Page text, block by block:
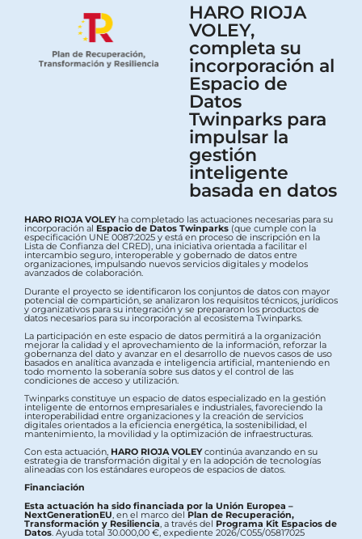
HARO RIOJA
VOLEY,
completa su
incorporación al
Espacio de
Datos
Twinparks para
impulsar la
gestión
inteligente
basada en datos
HARO RIOJA VOLEYha completado las actuaciones necesarias para su
incorporación al Espacio de Datos Twinparks (que cumple con la
especificación UNE 0087:2025 y está en proceso de inscripción en la
Lista de Confianza del CRED), una iniciativa orientada a facilitar el
intercambio seguro, interoperable y gobernado de datos entre
organizaciones, impulsando nuevos servicios digitales y modelos
avanzados de colaboración.
Durante el proyecto se identificaron los conjuntos de datos con mayor
potencial de compartición, se analizaron los requisitos técnicos, jurídicos
y organizativos para su integración y se prepararon los productos de
datos necesarios para su incorporación al ecosistema Twinparks.
La participación en este espacio de datos permitirá a la organización
mejorar la calidad y el aprovechamiento de la información, reforzar la
gobernanza del dato y avanzar en el desarrollo de nuevos casos de uso
basados en analítica avanzada e inteligencia artificial, manteniendo en
todo momento la soberanía sobre sus datos y el control de las
condiciones de acceso y utilización.
Twinparks constituye un espacio de datos especializado en la gestión
inteligente de entornos empresariales e industriales, favoreciendo la
interoperabilidad entre organizaciones y la creación de servicios
digitales orientados a la eficiencia energética, la sostenibilidad, el
mantenimiento, la movilidad y la optimización de infraestructuras.
Con esta actuación, HARO RIOJA VOLEYcontinúa avanzando en su
estrategia de transformación digital y en la adopción de tecnologías
alineadas con los estándares europeos de espacios de datos.
Financiación
Esta actuación ha sido financiada por la Unión Europea –
NextGenerationEU , en el marco delPlan de Recuperación,
Transformación y Resiliencia , a través del Programa Kit Espacios de
Datos . Ayuda total 30.000,00 €, expediente 2026/C055/05817025